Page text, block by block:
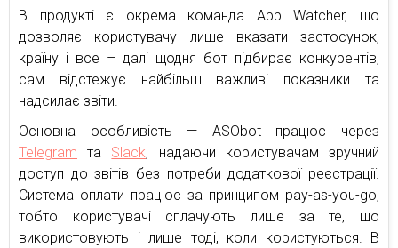
В продукті є окрема команда App Watcher, що
дозволяє користувачу лише вказати застосунок,
країну і все – далі щодня бот підбирає конкурентів,
сам відстежує найбільш важливі показники та
надсилає звіти.
Основна особливість — ASObot працює через
Telegram та Slack, надаючи користувачам зручний
доступ до звітів без потреби додаткової реєстрації.
Система оплати працює за принципом pay-as-you-go,
тобто користувачі сплачують лише за те, що
використовують і лише тоді, коли користуються. В